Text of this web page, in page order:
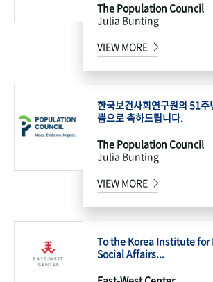
The Population Council
Julia Bunting
VIEW MORE
한국보건사회연구원의 51주
쁨으로 축하드립니다.
The Population Council
Julia Bunting
VIEW MORE
To the Korea Institute for
Social Affairs...